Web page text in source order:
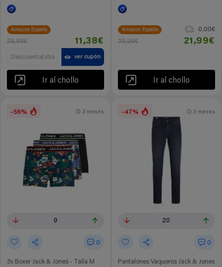
Amazon España
29,99€ 11,38€
DescuentoExtra ver cupón
Ir al chollo
Amazon España
0.00€
39,99€
21,99€
Ir al chollo
-56%
9
0
3x Boxer Jack & Jones - Talla M
3 meses -47%
20
0
Pantalones Vaqueros Jack & Jones
3 meses